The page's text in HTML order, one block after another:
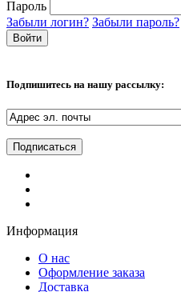
Пароль
Забыли логин? Забыли пароль?
Подпишитесь на нашу рассылку:
Информация
О нас
Оформление заказа
Доставка